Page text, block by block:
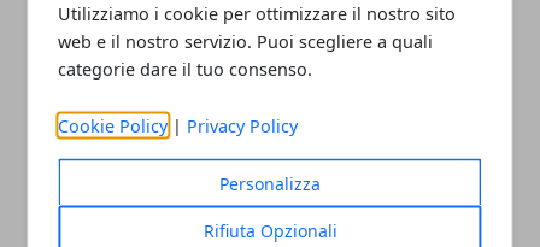
Utilizziamo i cookie per ottimizzare il nostro sito
web e il nostro servizio. Puoi scegliere a quali
categorie dare il tuo consenso.
Cookie Policy | Privacy Policy
Personalizza
Rifiuta Opzionali
Alcuni vantaggi di un Mac